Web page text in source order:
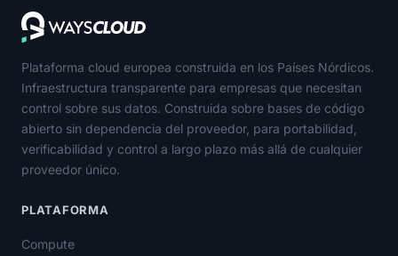
Plataforma cloud europea construida en los Países Nórdicos.
Infraestructura transparente para empresas que necesitan
control sobre sus datos. Construida sobre bases de código
abierto sin dependencia del proveedor, para portabilidad,
verificabilidad y control a largo plazo más allá de cualquier
proveedor único.
PLATAFORMA
Compute